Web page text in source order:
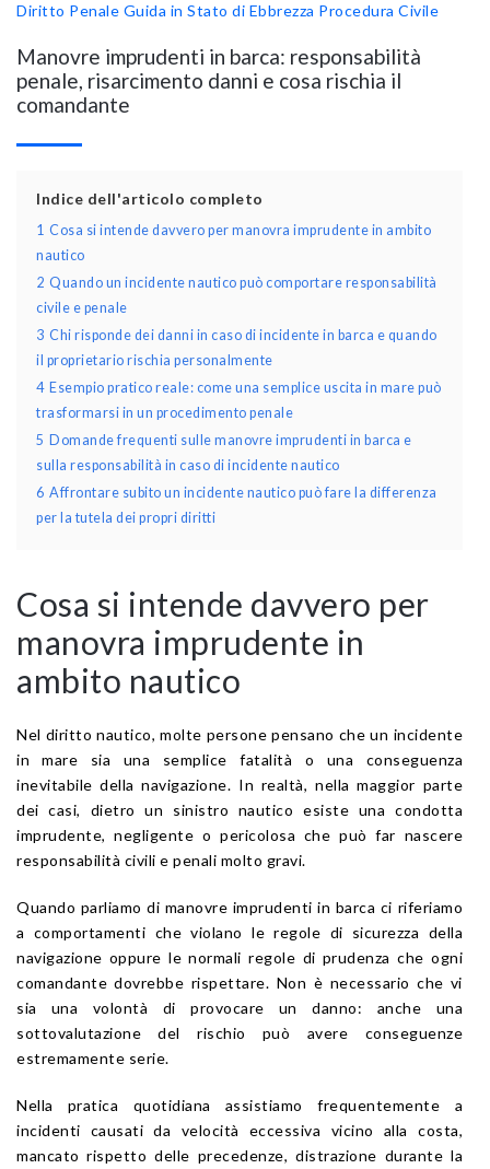
Diritto Penale Guida in Stato di Ebbrezza Procedura Civile
Manovre imprudenti in barca: responsabilità
penale, risarcimento danni e cosa rischia il
comandante
Indice dell'articolo completo
1 Cosa si intende davvero per manovra imprudente in ambito
nautico
2 Quando un incidente nautico può comportare responsabilità
civile e penale
3 Chi risponde dei danni in caso di incidente in barca e quando
il proprietario rischia personalmente
4 Esempio pratico reale: come una semplice uscita in mare può
trasformarsi in un procedimento penale
5 Domande frequenti sulle manovre imprudenti in barca e
sulla responsabilità in caso di incidente nautico
6 Affrontare subito un incidente nautico può fare la differenza
per la tutela dei propri diritti
Cosa si intende davvero per
manovra imprudente in
ambito nautico
Nel diritto nautico, molte persone pensano che un incidente
in mare sia una semplice fatalità o una conseguenza
inevitabile della navigazione. In realtà, nella maggior parte
dei casi, dietro un sinistro nautico esiste una condotta
imprudente, negligente o pericolosa che può far nascere
responsabilità civili e penali molto gravi.
Quando parliamo di manovre imprudenti in barca ci riferiamo
a comportamenti che violano le regole di sicurezza della
navigazione oppure le normali regole di prudenza che ogni
comandante dovrebbe rispettare. Non è necessario che vi
sia una volontà di provocare un danno: anche una
sottovalutazione del rischio può avere conseguenze
estremamente serie.
Nella pratica quotidiana assistiamo frequentemente a
incidenti causati da velocità eccessiva vicino alla costa,
mancato rispetto delle precedenze, distrazione durante la